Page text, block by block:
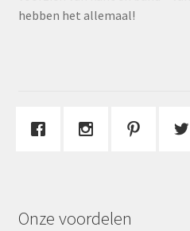
hebben het allemaal!
Onze voordelen